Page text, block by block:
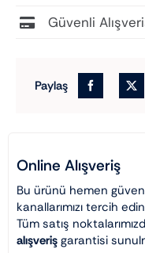
Güvenli
Paylaş
Online Alışveriş
Bu ürünü hemen
kanallarımızı tercih
Tüm satış
alışveriş garantisi